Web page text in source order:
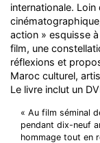
internationale.
action » esquisse
film, une
réflexions et
Maroc culturel,
Le livre inclut un
« Au film séminal
pendant dix-neuf
hommage tout en